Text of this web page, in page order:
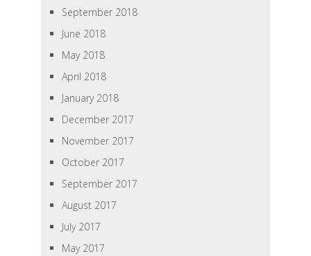
September 2018
June 2018
May 2018
April 2018
January 2018
December 2017
November 2017
October 2017
September 2017
August 2017
July 2017
May 2017